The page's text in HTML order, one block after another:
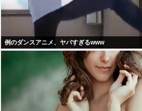
例のダンスアニメ、ヤバすぎるwww